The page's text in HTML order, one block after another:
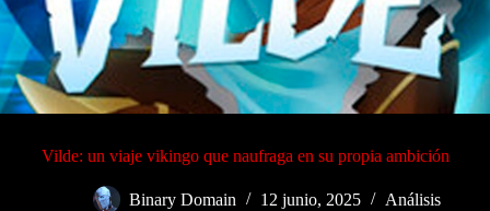
Vilde: un viaje vikingo que naufraga en su propia ambición
Binary Domain 12 junio, 2025 Análisis